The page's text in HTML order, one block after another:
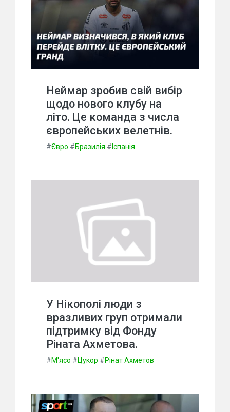
Неймар зробив свій вибір
щодо нового клубу на
літо. Це команда з числа
європейських велетнів.
#Євро #Бразилія # Іспанія
У Нікополі люди з
вразливих груп отримали
підтримку від Фонду
Ріната Ахметова.
#М'ясо #Цукор #Рінат Ахметов